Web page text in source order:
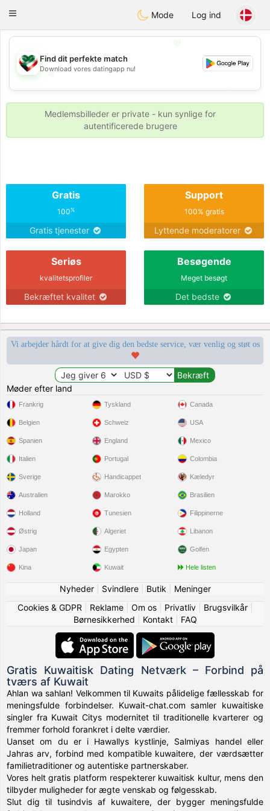
Kuwait Chat
Toggle
Mode Log ind
💖
💕
💕
Find dit perfekte match
Download vores datingapp nu!
Medlemsbilleder er private - kun synlige for
autentificerede brugere
Gratis
100%
Gratis tjenester
Support
100% gratis
Lyttende moderatorer
Seriøs
kvalitetsprofiler
Bekræftet kvalitet
Besøgende
Meget besøgt
Det bedste
Vi arbejder hårdt for at give dig den bedste service, vær venlig og støt os
Møder efter land
Frankrig
Belgien
Spanien
Italien
Sverige
Tyskland
Schweiz
England
Portugal
Handicappet
Canada
USA
Mexico
Colombia
Kæledyr
Australien
Holland
Østrig
Japan
Kina
Marokko
Tunesien
Algeriet
Egypten
Kuwait
Brasilien
Filippinerne
Libanon
Golfen
Hele listen
Nyheder| Svindlere| Butik
Meninger
Cookies & GDPR
Reklame| Om os| Privatliv| Brugsvilkår|
Børnesikkerhed
Kontakt| FAQ
Gratis Kuwaitisk Dating Netværk – Forbind på
tværs af Kuwait
Ahlan wa sahlan! Velkommen til Kuwaits pålidelige fællesskab for
meningsfulde forbindelser. Kuwait-chat.com samler kuwaitiske
singler fra Kuwait Citys modernitet til traditionelle kvarterer og
fremmer forhold forankret i delte værdier.
Uanset om du er i Hawallys kystlinje, Salmiyas handel eller
Jahras arv, forbind med kompatible kuwaitere, der værdsætter
familietraditioner og autentiske partnerskaber.
Vores helt gratis platform respekterer kuwaitisk kultur, mens den
tilbyder muligheder for ægte venskab og følgesskab.
Slut dig til tusindvis af kuwaitere, der bygger meningsfulde